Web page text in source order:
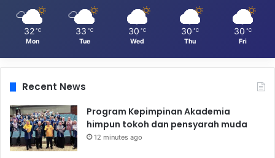
32 ℃
Mon
33 ℃
Tue
30 ℃
Wed
30 ℃
Thu
30 ℃
Fri
Recent News
Program Kepimpinan Akademia
himpun tokoh dan pensyarah muda
12 minutes ago